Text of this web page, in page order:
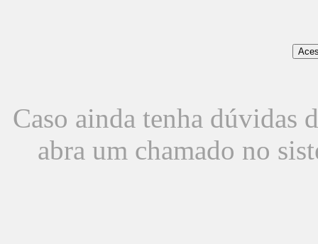
Caso ainda tenha dúvidas
abra um chamado no